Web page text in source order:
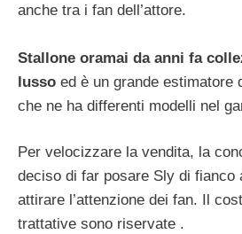
anche tra i fan dell’attore.
Stallone oramai da anni fa
lusso ed è un grande estimatore
che ne ha differenti modelli nel
Per velocizzare la vendita, la
deciso di far posare Sly di fianco
attirare l’attenzione dei fan. Il
trattative sono riservate .